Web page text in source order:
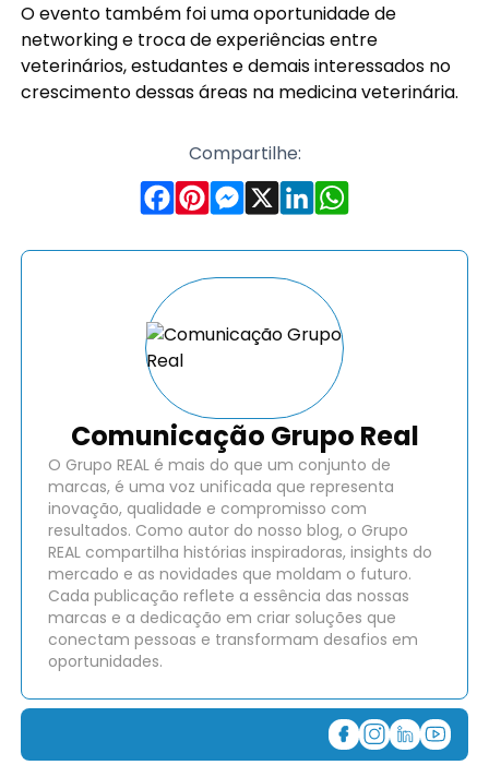
O evento também foi uma oportunidade de
networking e troca de experiências entre
veterinários, estudantes e demais interessados no
crescimento dessas áreas na medicina veterinária.
Compartilhe:
Comunicação Grupo Real
O Grupo REAL é mais do que um conjunto de
marcas, é uma voz unificada que representa
inovação, qualidade e compromisso com
resultados. Como autor do nosso blog, o Grupo
REAL compartilha histórias inspiradoras, insights do
mercado e as novidades que moldam o futuro.
Cada publicação reflete a essência das nossas
marcas e a dedicação em criar soluções que
conectam pessoas e transformam desafios em
oportunidades.